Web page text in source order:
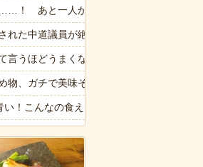
な！旦那様の為に家事をしろ！」夫が
き取るか→結局遺産を全て弟に相続する
救急搬送された結果→会社の人たちから
wwww
！ あと一人から華麗な逆転タイムリー
れた中道議員が絶体絶命の窮地、「今度
言うほどうまくないよね
物、ガチで美味そうｗｗｗｗｗｗ
！こんなの食えない！」
なんなん？